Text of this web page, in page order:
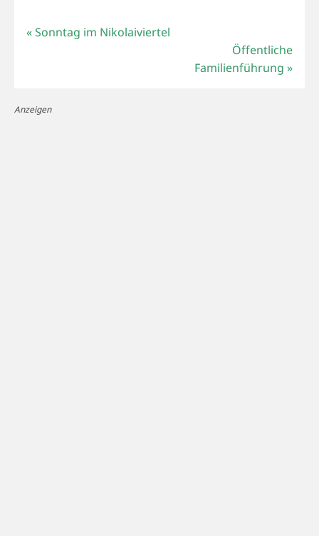
«Sonntag im Nikolaiviertel
Öffentliche
Familienführung»
Anzeigen